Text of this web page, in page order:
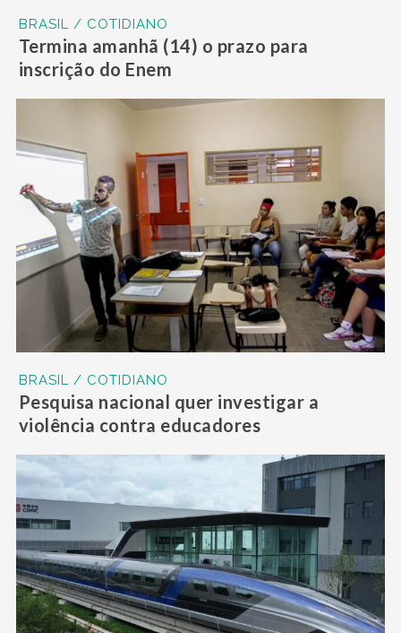
BRASIL / COTIDIANO
Termina amanhã (14) o prazo para
inscrição do Enem
BRASIL / COTIDIANO
Pesquisa nacional quer investigar a
violência contra educadores